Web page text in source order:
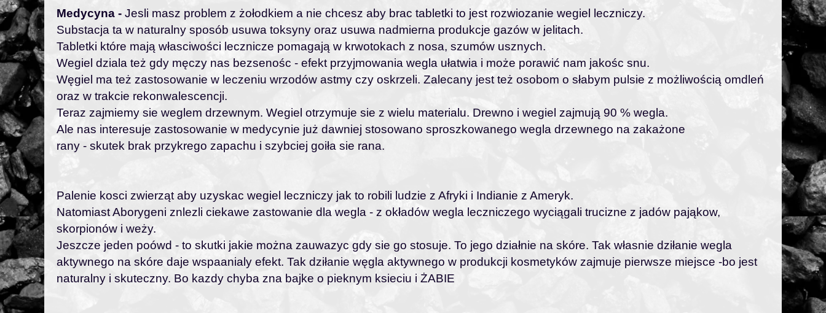
Medycyna - Jesli masz problem z żołodkiem a nie chcesz aby brac tabletki to jest rozwiozanie wegiel leczniczy.
Substacja ta w naturalny sposób usuwa toksyny oraz usuwa nadmierna produkcje gazów w jelitach.
Tabletki które mają własciwości lecznicze pomagają w krwotokach z nosa, szumów usznych.
Wegiel dziala też gdy męczy nas bezsenośc - efekt przyjmowania wegla ułatwia i może porawić nam jakośc snu.
Węgiel ma też zastosowanie w leczeniu wrzodów astmy czy oskrzeli. Zalecany jest też osobom o słabym pulsie z możliwością omdleń
oraz w trakcie rekonwalescencji.
Teraz zajmiemy sie weglem drzewnym. Wegiel otrzymuje sie z wielu materialu. Drewno i wegiel zajmują 90 % wegla.
Ale nas interesuje zastosowanie w medycynie już dawniej stosowano sproszkowanego wegla drzewnego na zakażone
rany - skutek brak przykrego zapachu i szybciej goiła sie rana.
Palenie kosci zwierząt aby uzyskac wegiel leczniczy jak to robili ludzie z Afryki i Indianie z Ameryk.
Natomiast Aborygeni znlezli ciekawe zastowanie dla wegla - z okładów wegla leczniczego wyciągali trucizne z jadów pająkow,
skorpionów i weży.
Jeszcze jeden poówd - to skutki jakie można zauwazyc gdy sie go stosuje. To jego działnie na skóre. Tak własnie dziłanie wegla
aktywnego na skóre daje wspaanialy efekt. Tak dziłanie węgla aktywnego w produkcji kosmetyków zajmuje pierwsze miejsce -bo jest
naturalny i skuteczny. Bo kazdy chyba zna bajke o pieknym ksieciu i ŻABIE